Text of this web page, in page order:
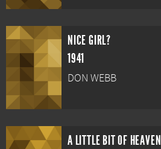
NICE GIRL?
1941
DON WEBB
A LITTLE BIT OF HEAVEN